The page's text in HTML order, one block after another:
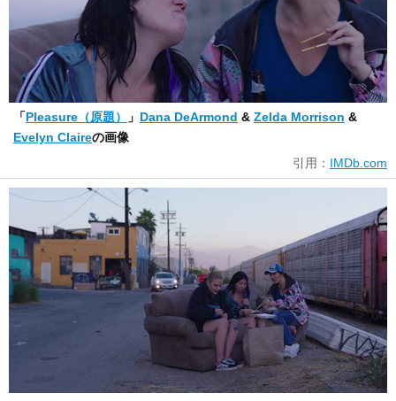
「Pleasure（原題） 」 Dana DeArmond & Zelda Morrison &
Evelyn Claireの画像
引用： IMDb.com